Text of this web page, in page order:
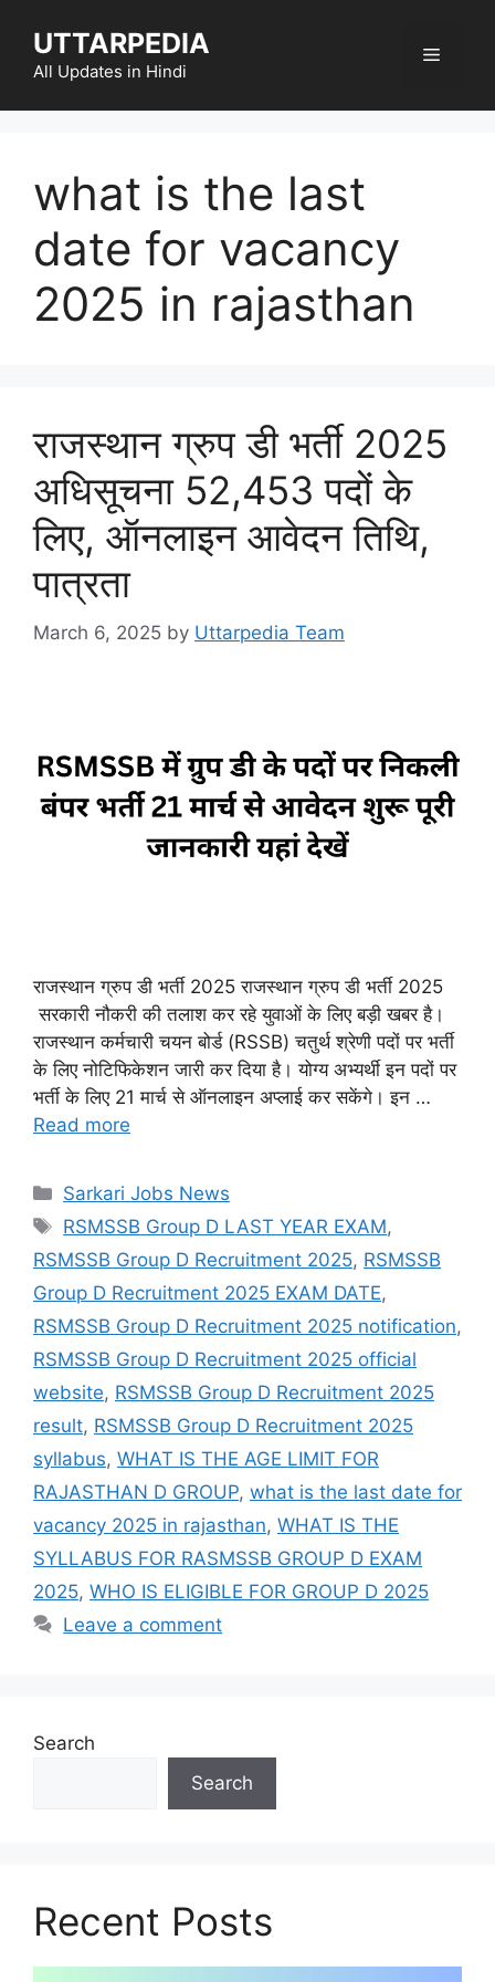
content
UTTARPEDIA
All Updates in Hindi
Menu
what is the last
date for vacancy
2025 in rajasthan
राजस्थान ग्रुप डी भर्ती 2025
अधिसूचना 52,453 पदों के
लिए, ऑनलाइन आवेदन तिथि,
पात्रता
March 6, 2025 by Uttarpedia Team
राजस्थान ग्रुप डी भर्ती 2025 राजस्थान ग्रुप डी भर्ती 2025
सरकारी नौकरी की तलाश कर रहे युवाओं के लिए बड़ी खबर है।
राजस्थान कर्मचारी चयन बोर्ड (RSSB) चतुर्थ श्रेणी पदों पर भर्ती
के लिए नोटिफिकेशन जारी कर दिया है। योग्य अभ्यर्थी इन पदों पर
भर्ती के लिए 21 मार्च से ऑनलाइन अप्लाई कर सकेंगे। इन …
Read more
Categories
Sarkari Jobs News
Tags
RSMSSB Group D LAST YEAR EXAM,
RSMSSB Group D Recruitment 2025, RSMSSB
Group D Recruitment 2025 EXAM DATE,
RSMSSB Group D Recruitment 2025 notification,
RSMSSB Group D Recruitment 2025 official
website, RSMSSB Group D Recruitment 2025
result, RSMSSB Group D Recruitment 2025
syllabus, WHAT IS THE AGE LIMIT FOR
RAJASTHAN D GROUP, what is the last date for
vacancy 2025 in rajasthan, WHAT IS THE
SYLLABUS FOR RASMSSB GROUP D EXAM
2025, WHO IS ELIGIBLE FOR GROUP D 2025
Leave a comment
Search
Search
Recent Posts